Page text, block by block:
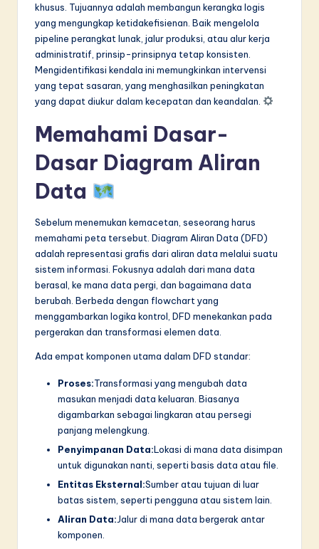
w
o
ti
o
khusus. Tujuannya adalah membangun kerangka logis
yang mengungkap ketidakefisienan. Baik mengelola
pipeline perangkat lunak, jalur produksi, atau alur kerja
administratif, prinsip-prinsipnya tetap konsisten.
Mengidentifikasi kendala ini memungkinkan intervensi
yang tepat sasaran, yang menghasilkan peningkatan
yang dapat diukur dalam kecepatan dan keandalan.
Memahami Dasar-
Dasar Diagram Aliran
Data
Sebelum menemukan kemacetan, seseorang harus
memahami peta tersebut. Diagram Aliran Data (DFD)
adalah representasi grafis dari aliran data melalui suatu
sistem informasi. Fokusnya adalah dari mana data
berasal, ke mana data pergi, dan bagaimana data
berubah. Berbeda dengan flowchart yang
menggambarkan logika kontrol, DFD menekankan pada
pergerakan dan transformasi elemen data.
Ada empat komponen utama dalam DFD standar:
Proses:Transformasi yang mengubah data
masukan menjadi data keluaran. Biasanya
digambarkan sebagai lingkaran atau persegi
panjang melengkung.
Penyimpanan Data:Lokasi di mana data disimpan
untuk digunakan nanti, seperti basis data atau file.
Entitas Eksternal:Sumber atau tujuan di luar
batas sistem, seperti pengguna atau sistem lain.
Aliran Data:Jalur di mana data bergerak antar
komponen.